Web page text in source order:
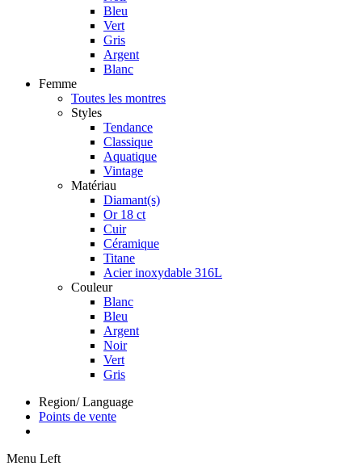
Bleu
Vert
Gris
Argent
Blanc
Femme
Toutes les montres
Styles
Tendance
Classique
Aquatique
Vintage
Matériau
Diamant(s)
Or 18 ct
Cuir
Céramique
Titane
Acier inoxydable 316L
Couleur
Blanc
Bleu
Argent
Noir
Vert
Gris
Region/ Language
Points de vente
Menu Left